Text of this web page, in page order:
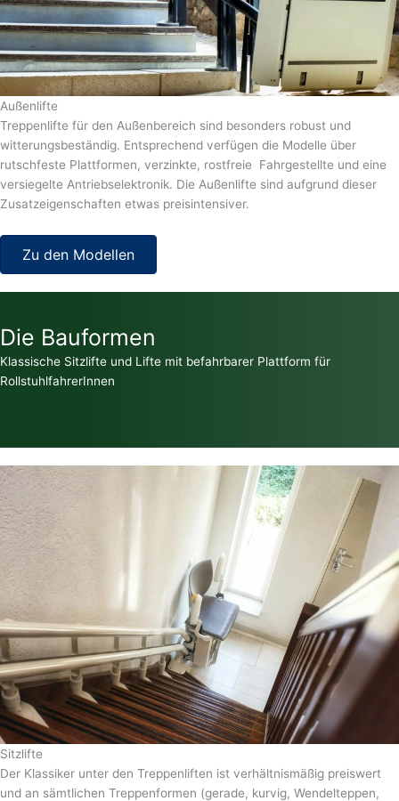
Außenlifte
Treppenlifte für den Außenbereich sind besonders robust und
witterungsbeständig. Entsprechend verfügen die Modelle über
rutschfeste Plattformen, verzinkte, rostfreie Fahrgestellte und eine
versiegelte Antriebselektronik. Die Außenlifte sind aufgrund dieser
Zusatzeigenschaften etwas preisintensiver.
Zu den Modellen
Die Bauformen
Klassische Sitzlifte und Lifte mit befahrbarer Plattform für
RollstuhlfahrerInnen
Sitzlifte
Der Klassiker unter den Treppenliften ist verhältnismäßig preiswert
und an sämtlichen Treppenformen (gerade, kurvig, Wendelteppen,